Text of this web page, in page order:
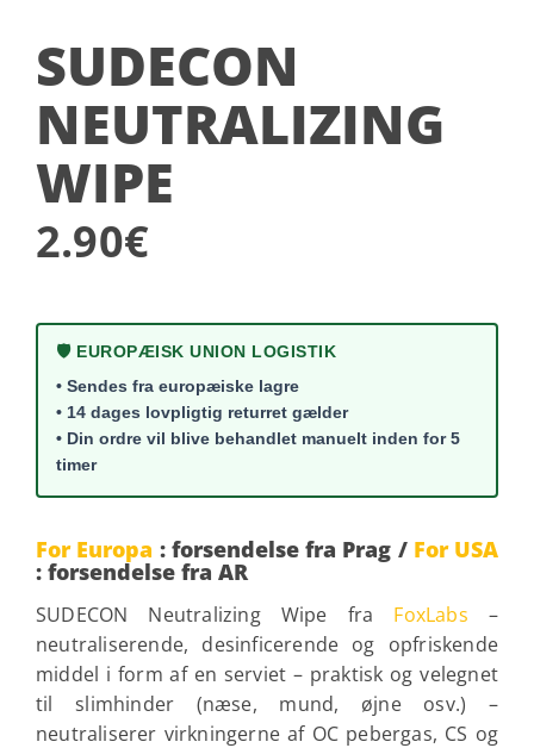
SUDECON
NEUTRALIZING
WIPE
2.90€
🛡️ EUROPÆISK UNION LOGISTIK
• Sendes fra europæiske lagre
• 14 dages lovpligtig returret gælder
• Din ordre vil blive behandlet manuelt inden for 5
timer
For Europa : forsendelse fra Prag / For USA
: forsendelse fra AR
SUDECON Neutralizing Wipe fra FoxLabs –
neutraliserende, desinficerende og opfriskende
middel i form af en serviet – praktisk og velegnet
til slimhinder (næse, mund, øjne osv.) –
neutraliserer virkningerne af OC pebergas, CS og